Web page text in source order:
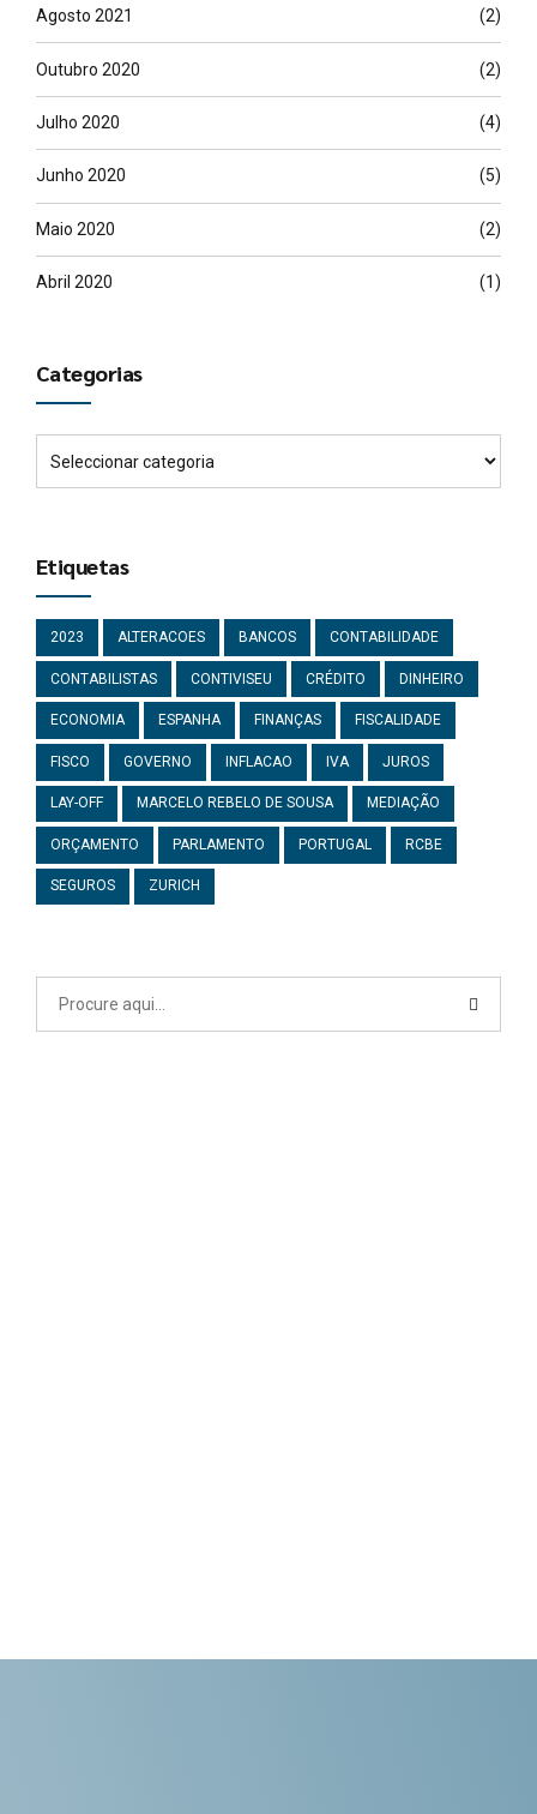
Agosto 2021 (2)
Outubro 2020 (2)
Julho 2020 (4)
Junho 2020 (5)
Maio 2020 (2)
Abril 2020 (1)
Categorias
Etiquetas
2023 ALTERACOES BANCOS CONTABILIDADE
CONTABILISTAS CONTIVISEU CRÉDITO DINHEIRO
ECONOMIA ESPANHA FINANÇAS FISCALIDADE
FISCO GOVERNO INFLACAO IVA JUROS
LAY-OFF MARCELO REBELO DE SOUSA MEDIAÇÃO
ORÇAMENTO PARLAMENTO PORTUGAL RCBE
SEGUROS ZURICH